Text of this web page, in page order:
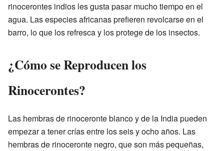
rinocerontes indios les gusta pasar mucho tiempo en el
agua. Las especies africanas prefieren revolcarse en el
barro, lo que los refresca y los protege de los insectos.
¿Cómo se Reproducen los
Rinocerontes?
Las hembras de rinoceronte blanco y de la India pueden
empezar a tener crías entre los seis y ocho años. Las
hembras de rinoceronte negro, que son más pequeñas,